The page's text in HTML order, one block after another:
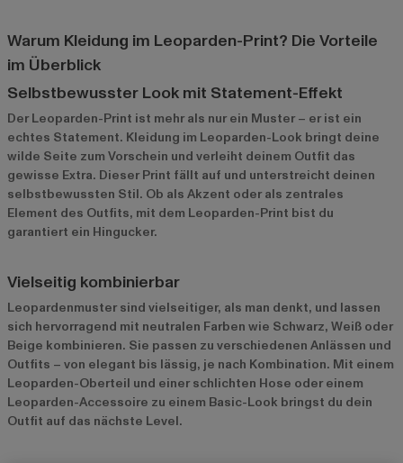
Warum Kleidung im Leoparden-Print? Die Vorteile
im Überblick
Selbstbewusster Look mit Statement-Effekt
Der Leoparden-Print ist mehr als nur ein Muster – er ist ein
echtes Statement. Kleidung im Leoparden-Look bringt deine
wilde Seite zum Vorschein und verleiht deinem Outfit das
gewisse Extra. Dieser Print fällt auf und unterstreicht deinen
selbstbewussten Stil. Ob als Akzent oder als zentrales
Element des Outfits, mit dem Leoparden-Print bist du
garantiert ein Hingucker.
Vielseitig kombinierbar
Leopardenmuster sind vielseitiger, als man denkt, und lassen
sich hervorragend mit neutralen Farben wie Schwarz, Weiß oder
Beige kombinieren. Sie passen zu verschiedenen Anlässen und
Outfits – von elegant bis lässig, je nach Kombination. Mit einem
Leoparden-Oberteil und einer schlichten Hose oder einem
Leoparden-Accessoire zu einem Basic-Look bringst du dein
Outfit auf das nächste Level.